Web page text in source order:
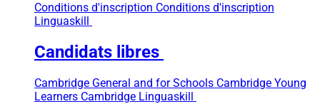
Conditions d'inscription Conditions d'inscription
Linguaskill
Candidats libres
Cambridge General and for Schools Cambridge Young
Learners Cambridge Linguaskill